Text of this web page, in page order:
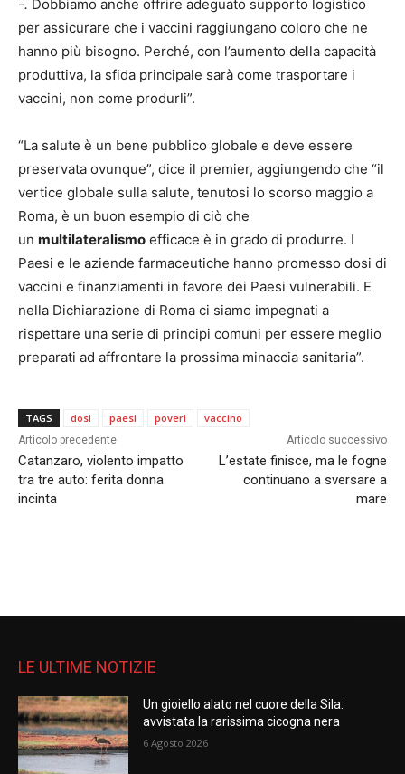
-. Dobbiamo anche offrire adeguato supporto logistico
per assicurare che i vaccini raggiungano coloro che ne
hanno più bisogno. Perché, con l’aumento della capacità
produttiva, la sfida principale sarà come trasportare i
vaccini, non come produrli”.
“La salute è un bene pubblico globale e deve essere
preservata ovunque”, dice il premier, aggiungendo che “il
vertice globale sulla salute, tenutosi lo scorso maggio a
Roma, è un buon esempio di ciò che
un multilateralismo efficace è in grado di produrre. I
Paesi e le aziende farmaceutiche hanno promesso dosi di
vaccini e finanziamenti in favore dei Paesi vulnerabili. E
nella Dichiarazione di Roma ci siamo impegnati a
rispettare una serie di principi comuni per essere meglio
preparati ad affrontare la prossima minaccia sanitaria”.
TAGS dosi paesi poveri vaccino
Articolo precedente
Catanzaro, violento impatto
tra tre auto: ferita donna
incinta
Articolo successivo
L’estate finisce, ma le fogne
continuano a sversare a
mare
LE ULTIME NOTIZIE
Un gioiello alato nel cuore della Sila:
avvistata la rarissima cicogna nera
6 Agosto 2026